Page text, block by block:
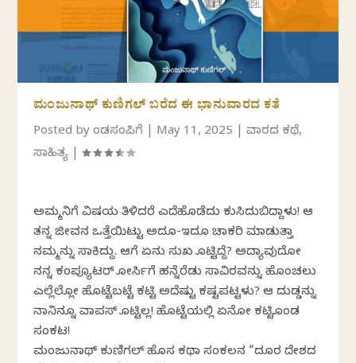
ಮಂಜುನಾಥ್ ಕುಣಿಗಲ್ ಬರೆದ ಈ ಭಾನುವಾರದ ಕತೆ
Posted byಕೆಂಡಸಂಪಿಗೆ May 11, 2025 |ವಾರದ ಕಥೆ,
ಸಾಹಿತ್ಯ |
ಅಮ್ಮನಿಗೆ ವಿಷಯ ತಿಳಿದರೆ ಎದೆಹೊಡೆದು ಕುಸಿದುಬಿದ್ದಾಳು! ಆಕೆ
ತನ್ನ ಜೀವನ ಒತ್ತೆಯಿಟ್ಟು ಅದೂ-ಇದೂ ಚಾಕರಿ ಮಾಡುತ್ತಾ
ನಮ್ಮನ್ನು ಸಾಕಿದ್ದು. ಆಕೆಗೆ ಏನು ಸುಖ ಕೊಟ್ಟಿದ್ದೆ? ಅದ್ಯಾವುದೋ
ನನ್ನ ಕಂಪ್ಯೂಟರ್ ಕೋರ್ಸಿಗೆ ಹನ್ನೆರೆಡು ಸಾವಿರವನ್ನು ಹೊಂಚಲು
ಎಲ್ಲೆಲ್ಲೋ ಹೊಟ್ಟೆಬಟ್ಟೆ ಕಟ್ಟಿ ಅದೆಷ್ಟು ಕಷ್ಟಪಟ್ಟಳು? ಆ ದುಡ್ಡನ್ನು
ನಾನಿನ್ನೂ ವಾಪಸ್ ಕೊಟ್ಟಿಲ್ಲ! ಹೊಟ್ಟೆಯಲ್ಲಿ ಏನೋ ಕಟ್ಟಿಕೊಂಡ
ಸಂಕಟ!
ಮಂಜುನಾಥ್ ಕುಣಿಗಲ್ ಹೊಸ ಕಥಾ ಸಂಕಲನ “ದೂರ ದೇಶದ